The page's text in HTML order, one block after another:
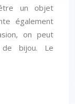
un objet
également
on peut
bijou. Le